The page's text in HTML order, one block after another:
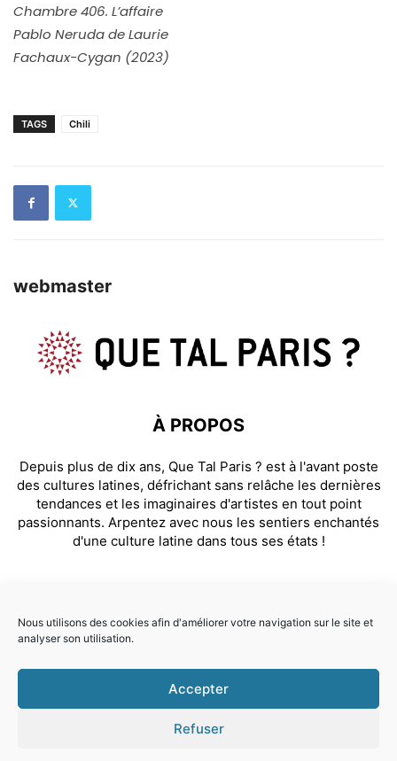
Chambre 406. L’affaire
Pablo Neruda de Laurie
Fachaux-Cygan (2023)
TAGS Chili
webmaster
À PROPOS
Depuis plus de dix ans, Que Tal Paris ? est à l'avant poste
des cultures latines, défrichant sans relâche les dernières
tendances et les imaginaires d'artistes en tout point
passionnants. Arpentez avec nous les sentiers enchantés
d'une culture latine dans tous ses états !
Facebook
© Que Tal Paris ? 2026
Nous utilisons des cookies afin d'améliorer votre navigation sur le site et
analyser son utilisation.
Accepter
Refuser